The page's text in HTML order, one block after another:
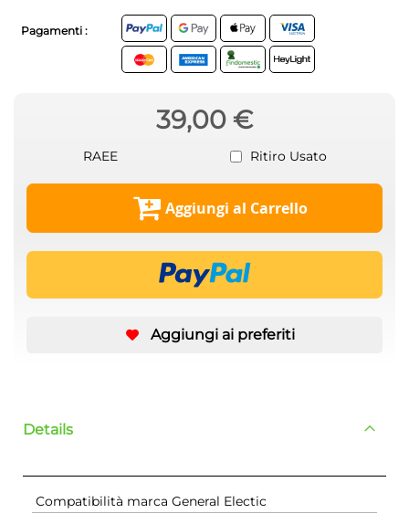
Pagamenti :
39,00 €
RAEE Ritiro Usato
Aggiungi al Carrello
Aggiungi ai preferiti
Details
Compatibilità marca General Electic